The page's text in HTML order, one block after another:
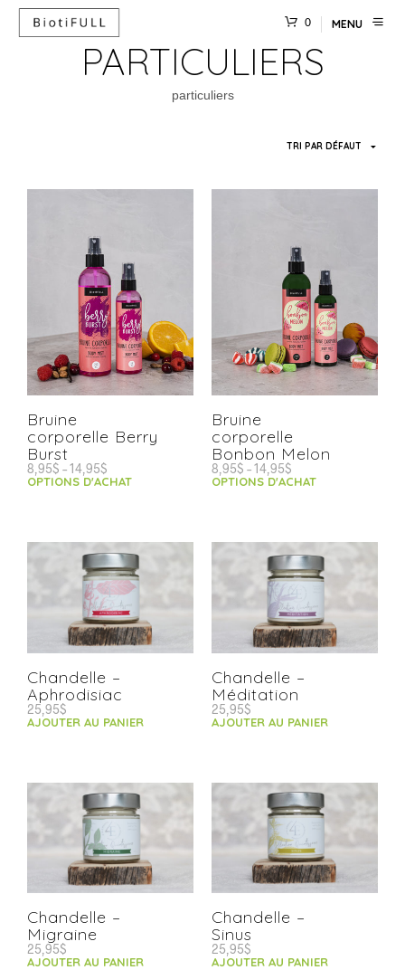
0 MENU
PARTICULIERS
particuliers
Bruine
corporelle Berry
Burst
8,95$ –14,95$
OPTIONS D'ACHAT
Bruine
corporelle
Bonbon Melon
8,95$ –14,95$
OPTIONS D'ACHAT
Chandelle –
Aphrodisiac
25,95$
AJOUTER AU PANIER
Chandelle –
Méditation
25,95$
AJOUTER AU PANIER
Chandelle –
Migraine
25,95$
AJOUTER AU PANIER
Chandelle –
Sinus
25,95$
AJOUTER AU PANIER